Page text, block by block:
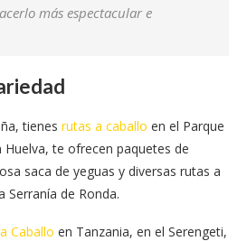
más espectacular e
tienes rutas a caballo en el Parque
te ofrecen paquetes de
saca de yeguas y diversas rutas a
Serranía de Ronda.
Caballo en Tanzania, en el Serengeti,